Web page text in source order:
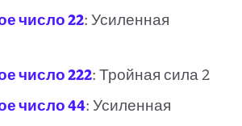
число 22: Усиленная
число 222: Тройная сила 2
число 44: Усиленная